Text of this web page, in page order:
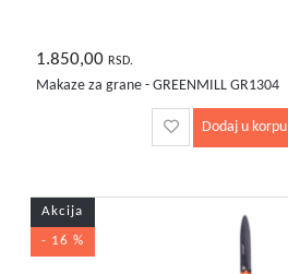
1.850,00 RSD.
Makaze za grane - GREENMILL GR1304
Dodaj u korpu
Akcija
- 16 %